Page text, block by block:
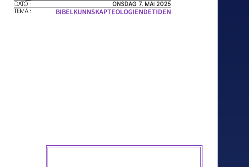
DATO :
ONSDAG 7. MAI 2025
TEMA :
BIBELKUNNSKAPTEOLOGIENDETIDEN